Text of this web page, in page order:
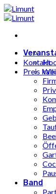
Zum
Inhalt
Band
Kontakt
Preis